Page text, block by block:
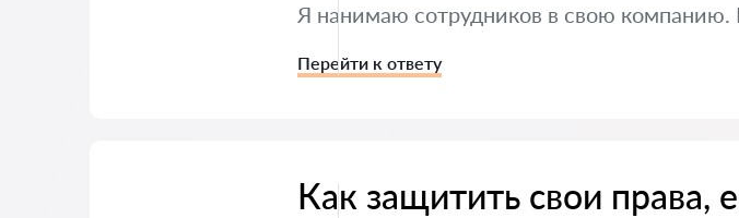
Я нанимаю сотрудников в свою компанию.
Перейти к ответу
Как защитить свои права,